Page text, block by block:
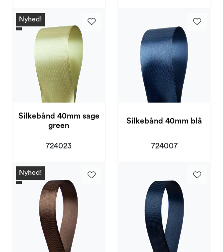
Nyhed!
Silkebånd 40mm sage
green
724023
Silkebånd 40mm blå
724007
Nyhed!